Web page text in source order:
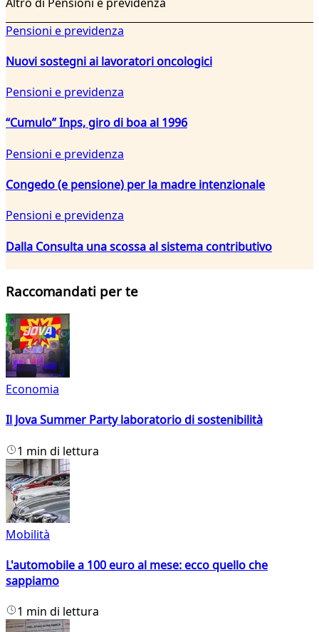
Pensioni e previdenza
Nuovi sostegni ai lavoratori oncologici
Pensioni e previdenza
“Cumulo” Inps, giro di boa al 1996
Pensioni e previdenza
Congedo (e pensione) per la madre intenzionale
Pensioni e previdenza
Dalla Consulta una scossa al sistema contributivo
Raccomandati per te
Economia
Il Jova Summer Party laboratorio di sostenibilità
1 min di lettura
Mobilità
L'automobile a 100 euro al mese: ecco quello che
sappiamo
1 min di lettura